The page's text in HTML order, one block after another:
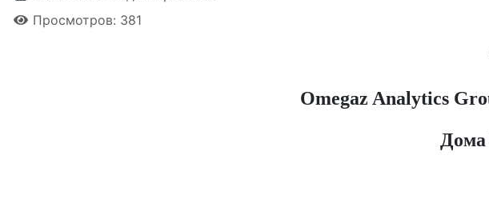
Просмотров: 381
Omegaz Analytics